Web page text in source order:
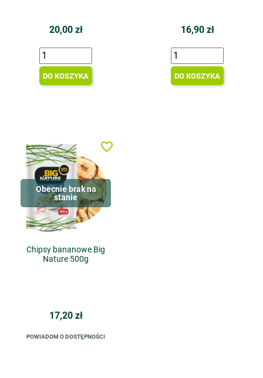
20,00 zł
DO KOSZYKA
16,90 zł
DO KOSZYKA
Obecnie brak na
stanie
Chipsy bananowe Big
Nature 500g
17,20 zł
POWIADOM O DOSTĘPNOŚCI
favorite_border